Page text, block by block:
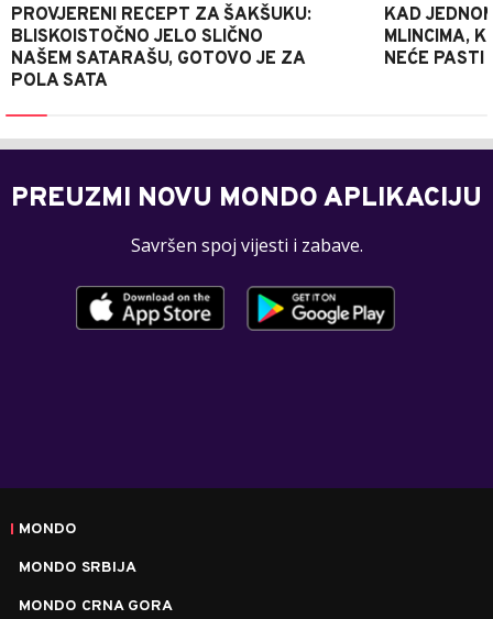
PROVJERENI RECEPT ZA ŠAKŠUKU:
BLISKOISTOČNO JELO SLIČNO
NAŠEM SATARAŠU, GOTOVO JE ZA
POLA SATA
KAD
MLINCIMA,
NEĆE PASTI
PREUZMI NOVU MONDO APLIKACIJU
Savršen spoj vijesti i zabave.
MONDO
MONDO SRBIJA
MONDO CRNA GORA